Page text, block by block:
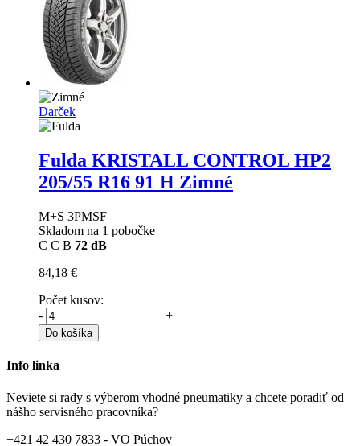
Darček
Fulda KRISTALL CONTROL HP2
205/55 R16 91 H Zimné
M+S 3PMSF
Skladom na 1 pobočke
C C B 72 dB
84,18 €
Počet kusov:
-
+
Do košíka
Info linka
Neviete si rady s výberom vhodné pneumatiky a chcete poradiť od
nášho servisného pracovníka?
+421 42 430 7833 - VO Púchov